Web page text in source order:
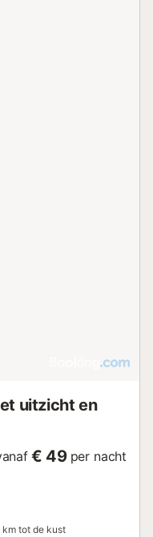
uitzicht en
€ 49 per nacht
km tot de kust